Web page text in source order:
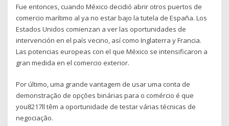
Fue entonces, cuando México decidió abrir otros puertos de
comercio marítimo al ya no estar bajo la tutela de España. Los
Estados Unidos comienzan a ver las oportunidades de
intervención en el país vecino, así como Inglaterra y Francia.
Las potencias europeas con el que México se intensificaron a
gran medida en el comercio exterior.
Por último, uma grande vantagem de usar uma conta de
demonstração de opções binárias para o comércio é que
you8217ll têm a oportunidade de testar várias técnicas de
negociação.